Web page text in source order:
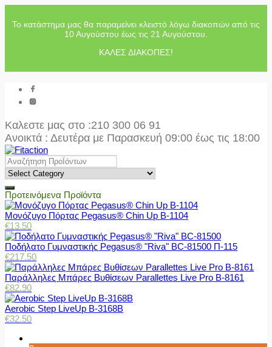
Το κατάστημα μας θα παραμείνει κλειστό λόγω διακοπών από τις
10 Αυγούστου έως τις 21 Αυγούστου.
ΚΑΛΕΣ ΔΙΑΚΟΠΕΣ!
Καλεστε μας στο :210 300 06 91
Ανοικτά : Δευτέρα με Παρασκευή 09:00 έως τις 18:00
Προτεινόμενα Προϊόντα
Μονόζυγο Πόρτας Pegasus® Chin Up Β-1104
€13.50
Ποδήλατο Γυμναστικής Pegasus® "Riva" BC-81500 Π-115
€217.50
Παράλληλες Μπάρες Βυθίσεων Parallettes Live Pro Β-8161
€82.90
Aerobic Step LiveUp B-3168B
€32.50